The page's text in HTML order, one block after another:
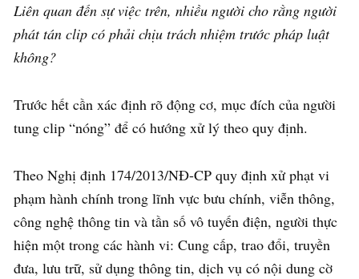
Liên quan đến sự việc trên, nhiều người cho rằng người
phát tán clip có phải chịu trách nhiệm trước pháp luật
không?
Trước hết cần xác định rõ động cơ, mục đích của người
tung clip “nóng” để có hướng xử lý theo quy định.
Theo Nghị định 174/2013/NĐ-CP quy định xử phạt vi
phạm hành chính trong lĩnh vực bưu chính, viễn thông,
công nghệ thông tin và tần số vô tuyến điện, người thực
hiện một trong các hành vi: Cung cấp, trao đổi, truyền
đưa, lưu trữ, sử dụng thông tin, dịch vụ có nội dung cờ